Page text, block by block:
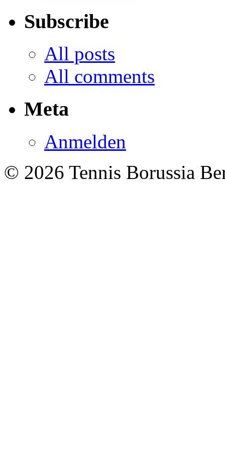
Subscribe
All posts
All comments
Meta
Anmelden
© 2026 Tennis Borussia